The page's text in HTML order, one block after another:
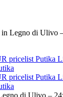
in Legno di Ulivo
pricelist Putika
pricelist Putika